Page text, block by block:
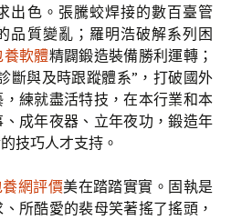
出色。張騰蛟焊接的數百臺管
品質變亂；羅明浩破解系列困
養軟體精闢鍛造裝備勝利運轉；
斷與及時跟蹤體系”，打破國外
練就盡活特技，在本行業和本
成年夜器、立年夜功，鍛造年
技巧人才支持。
養網評價美在踏踏實實。固執是
所酷愛的裴母笑著搖了搖頭，